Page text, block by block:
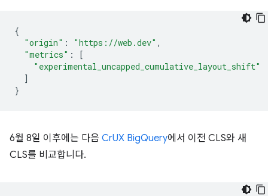
{
"origin" : "https://web.dev" ,
"metrics" :
[
"experimental_uncapped_cumulative_layout_shift"
]
}
6월 8일 이후에는 다음 CrUX BigQuery에서 이전 CLS와 새
CLS를 비교합니다.